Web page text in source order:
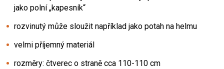
jako polní „kapesník“
rozvinutý může sloužit například jako potah na helmu
velmi příjemný materiál
rozměry: čtverec o straně cca 110-110 cm